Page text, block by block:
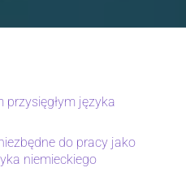
przysięgłym języka
do pracy jako
niemieckiego